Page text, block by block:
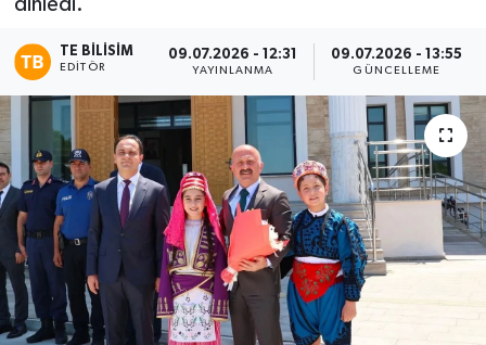
dinledi.
TE BILISIM
EDITÖR
09.07.2026 - 12:31
YAYINLANMA
09.07.2026 - 13:55
GÜNCELLEME